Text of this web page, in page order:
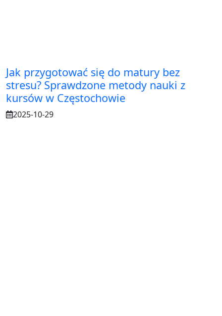
Jak przygotować się do matury bez
stresu? Sprawdzone metody nauki z
kursów w Częstochowie
2025-10-29